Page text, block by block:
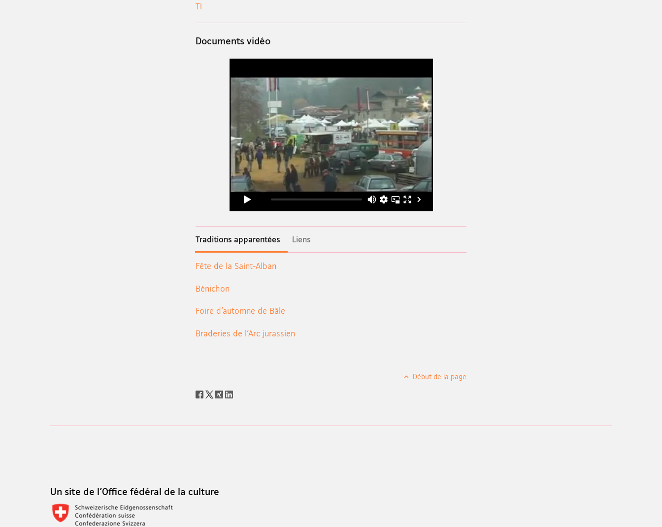
TI
Documents vidéo
Traditions apparentées Liens
Fête de la Saint-Alban
Bénichon
Foire d’automne de Bâle
Braderies de l’Arc jurassien
Début de la page
Social
Un site de l'Office fédéral de la culture